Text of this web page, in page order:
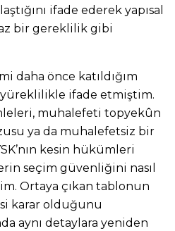
ifade ederek yapısal
bir gereklilik gibi
daha önce katıldığım
ifade etmiştim.
muhalefeti topyekûn
ya da muhalefetsiz bir
kesin hükümleri
seçim güvenliğini nasıl
Ortaya çıkan tablonun
karar olduğunu
aynı detaylara yeniden